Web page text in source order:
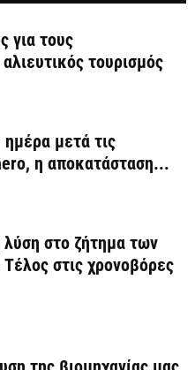
για τους
τουρισμός
μετά τις
η αποκατάσταση...
στο ζήτημα των
στις χρονοβόρες